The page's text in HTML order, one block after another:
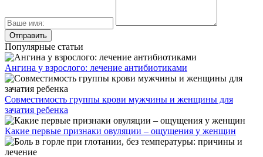
Популярные статьи
Ангина у взрослого: лечение антибиотиками
Совместимость группы крови мужчины и женщины для
зачатия ребенка
Какие первые признаки овуляции – ощущения у женщин